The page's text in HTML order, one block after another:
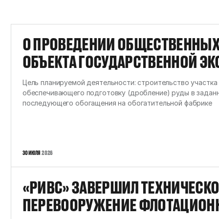
О ПРОВЕДЕНИИ
ОБЪЕКТА ГОСУДАРСТВЕННОЙ
ЭКСПЕРТИЗЫ: ПРОЕКТНАЯ
«ОБОГАТИТЕЛЬНАЯ ФАБРИКА АО
ВОЗДЕЙСТВИЯ НА ОКРУЖАЮЩУЮ
Цель планируемой деятельности: строительство участка
обеспечивающего подготовку (дробление) руды в
последующего обогащения на обогатительной фабрике
30 ИЮЛЯ 2026
«РИВС» ЗАВЕРШИЛ
ПЕРЕВООРУЖЕНИЕ